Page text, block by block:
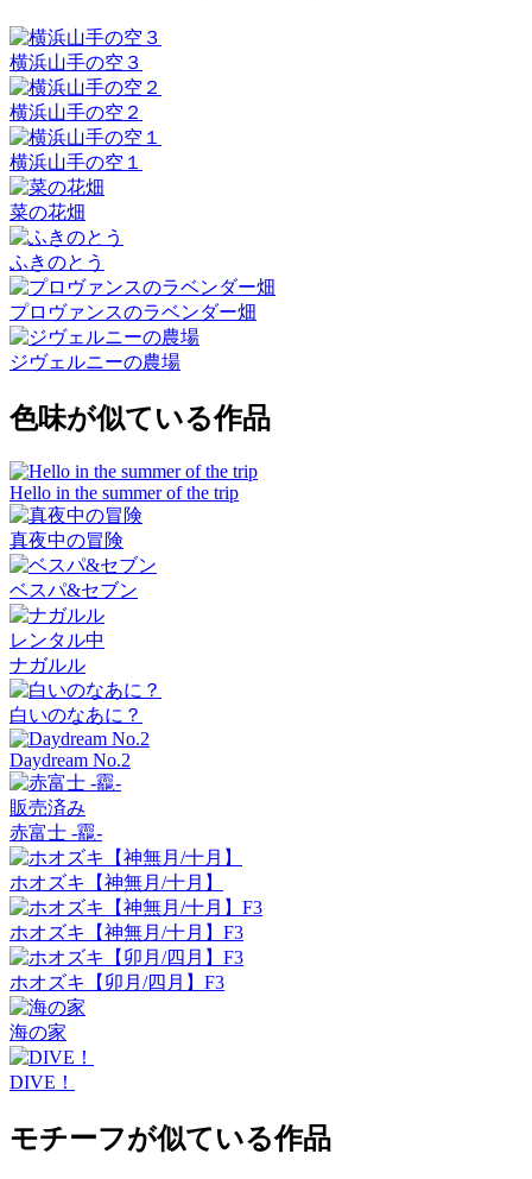
横浜山手の空３
横浜山手の空２
横浜山手の空１
菜の花畑
ふきのとう
プロヴァンスのラベンダー畑
ジヴェルニーの農場
色味が似ている作品
Hello in the summer of the trip
真夜中の冒険
ベスパ&セブン
レンタル中
ナガルル
白いのなあに？
Daydream No.2
販売済み
赤富士 -龗-
ホオズキ【神無月/十月】
ホオズキ【神無月/十月】F3
ホオズキ【卯月/四月】F3
海の家
DIVE！
モチーフが似ている作品